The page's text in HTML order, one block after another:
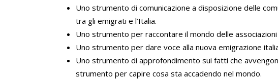
Uno strumento di comunicazione a disposizione delle
tra gli emigrati e l’Italia.
Uno strumento per raccontare il mondo delle
Uno strumento per dare voce alla nuova emigrazione
Uno strumento di approfondimento sui fatti che
strumento per capire cosa sta accadendo nel mondo.